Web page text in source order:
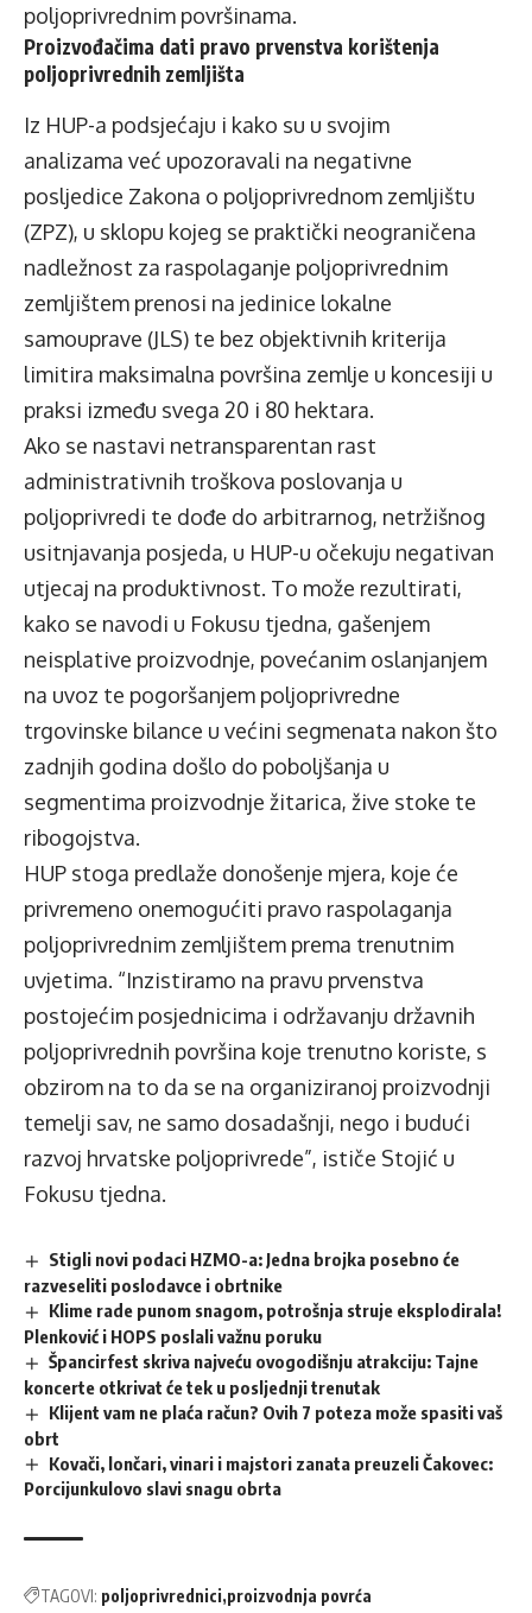
poljoprivrednim površinama.
Proizvođačima dati pravo prvenstva korištenja
poljoprivrednih zemljišta
Iz HUP-a podsjećaju i kako su u svojim
analizama već upozoravali na negativne
posljedice Zakona o poljoprivrednom zemljištu
(ZPZ), u sklopu kojeg se praktički neograničena
nadležnost za raspolaganje poljoprivrednim
zemljištem prenosi na jedinice lokalne
samouprave (JLS) te bez objektivnih kriterija
limitira maksimalna površina zemlje u koncesiji u
praksi između svega 20 i 80 hektara.
Ako se nastavi netransparentan rast
administrativnih troškova poslovanja u
poljoprivredi te dođe do arbitrarnog, netržišnog
usitnjavanja posjeda, u HUP-u očekuju negativan
utjecaj na produktivnost. To može rezultirati,
kako se navodi u Fokusu tjedna, gašenjem
neisplative proizvodnje, povećanim oslanjanjem
na uvoz te pogoršanjem poljoprivredne
trgovinske bilance u većini segmenata nakon što
zadnjih godina došlo do poboljšanja u
segmentima proizvodnje žitarica, žive stoke te
ribogojstva.
HUP stoga predlaže donošenje mjera, koje će
privremeno onemogućiti pravo raspolaganja
poljoprivrednim zemljištem prema trenutnim
uvjetima. “Inzistiramo na pravu prvenstva
postojećim posjednicima i održavanju državnih
poljoprivrednih površina koje trenutno koriste, s
obzirom na to da se na organiziranoj proizvodnji
temelji sav, ne samo dosadašnji, nego i budući
razvoj hrvatske poljoprivrede”, ističe Stojić u
Fokusu tjedna.
Stigli novi podaci HZMO-a: Jedna brojka posebno će
razveseliti poslodavce i obrtnike
Klime rade punom snagom, potrošnja struje eksplodirala!
Plenković i HOPS poslali važnu poruku
Špancirfest skriva najveću ovogodišnju atrakciju: Tajne
koncerte otkrivat će tek u posljednji trenutak
Klijent vam ne plaća račun? Ovih 7 poteza može spasiti vaš
obrt
Kovači, lončari, vinari i majstori zanata preuzeli Čakovec:
Porcijunkulovo slavi snagu obrta
TAGOVI: poljoprivrednici proizvodnja povrća